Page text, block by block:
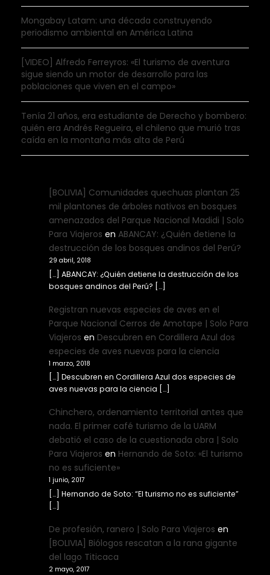
Mongabay Latam: una década construyendo
periodismo ambiental en América Latina
[VIDEO] Alfredo Ferreyros: «El turismo de aventura
sigue siendo un motor de desarrollo para las
poblaciones que viven en el campo»
Tenía 21 años, era estudiante de Derecho y bombero:
quién era Andrés Regueira, el chileno que murió tras
caída en la montaña más alta de Perú
[BOLIVIA] Comunidades quechuas plantan 25
mil plantones de árboles nativos en bosques
amenazados del Parque Nacional Madidi | Solo
Para Viajeros en ABANCAY: ¿Quién detiene la
destrucción de los bosques andinos del Perú?
29 abril, 2018
[…] ABANCAY: ¿Quién detiene la destrucción de los
bosques andinos del Perú? […]
Registran nuevas especies de aves en el
Parque Nacional Cerros de Amotape | Solo Para
Viajeros en Descubren en Cordillera Azul dos
especies de aves nuevas para la ciencia
1 marzo, 2018
[…] Descubren en Cordillera Azul dos especies de
aves nuevas para la ciencia […]
Chinchero, ordenamiento territorial antes que
nada. El primer café turismo de la UARM
debatió el caso de la cuestionada obra | Solo
Para Viajeros en Hernando de Soto: «El turismo
no es suficiente»
1 junio, 2017
[…] Hernando de Soto: “El turismo no es suficiente”
[…]
De profesión, ranero | Solo Para Viajeros en
[BOLIVIA] Biólogos rescatan a la rana gigante
del lago Titicaca
2 mayo, 2017